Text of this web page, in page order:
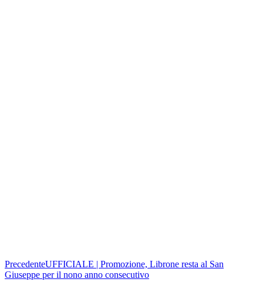
PrecedenteUFFICIALE | Promozione, Librone resta al San
Giuseppe per il nono anno consecutivo